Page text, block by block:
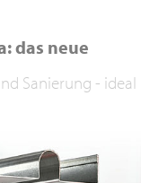
das neue
Sanierung - ideal